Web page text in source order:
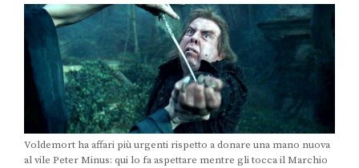
Voldemort ha affari più urgenti rispetto a donare una mano nuova
al vile Peter Minus: qui lo fa aspettare mentre gli tocca il Marchio